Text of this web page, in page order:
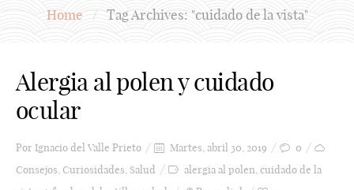
Home / Tag Archives: "cuidado de la vista"
Alergia al polen y cuidado
ocular
PorIgnacio del Valle Prieto Martes, abril 30, 2019
0
Consejos Curiosidades Salud alergia al polen cuidado de la